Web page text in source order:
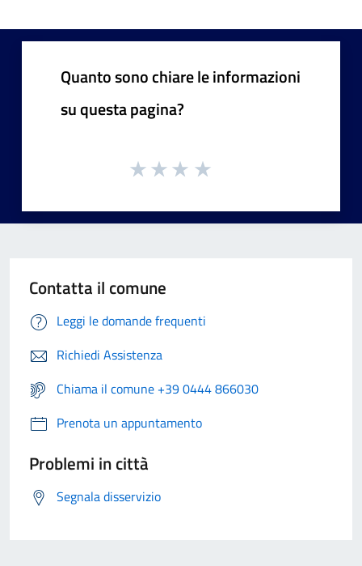
Quanto sono chiare le informazioni
su questa pagina?
Contatta il comune
Leggi le domande frequenti
Richiedi Assistenza
Chiama il comune +39 0444 866030
Prenota un appuntamento
Problemi in città
Segnala disservizio